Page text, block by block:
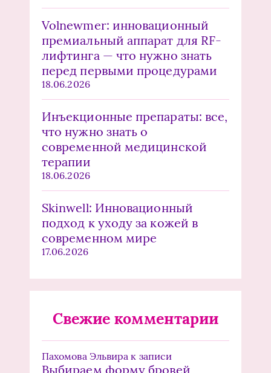
Volnewmer: инновационный
премиальный аппарат для RF-
лифтинга — что нужно знать
перед первыми процедурами
18.06.2026
Инъекционные препараты: все,
что нужно знать о
современной медицинской
терапии
18.06.2026
Skinwell: Инновационный
подход к уходу за кожей в
современном мире
17.06.2026
Свежие комментарии
Пахомова Эльвира к записи
Выбираем форму бровей